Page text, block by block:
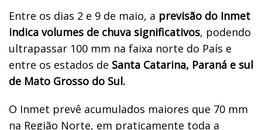
Entre os dias 2 e 9 de maio, a previsão do Inmet
indica volumes de chuva significativos, podendo
ultrapassar 100 mm na faixa norte do País e
entre os estados de Santa Catarina, Paraná e sul
de Mato Grosso do Sul.
O Inmet prevê acumulados maiores que 70 mm
na Região Norte, em praticamente toda a